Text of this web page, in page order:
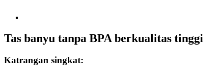
Tas banyu tanpa BPA berkualitas tinggi
Katrangan singkat: